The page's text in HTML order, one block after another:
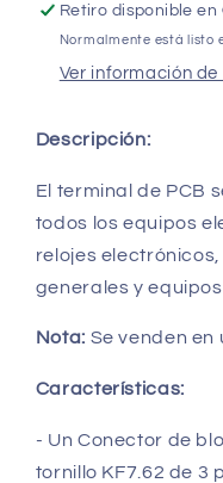
@
20A
-
@
20A
-
Retiro disponible en
Normalmente está listo
Ver información
Descripción:
El terminal de PCB
todos los equipos
relojes
generales y
Nota: Se venden en
Características:
- Un Conector de
tornillo KF7.62 de 3